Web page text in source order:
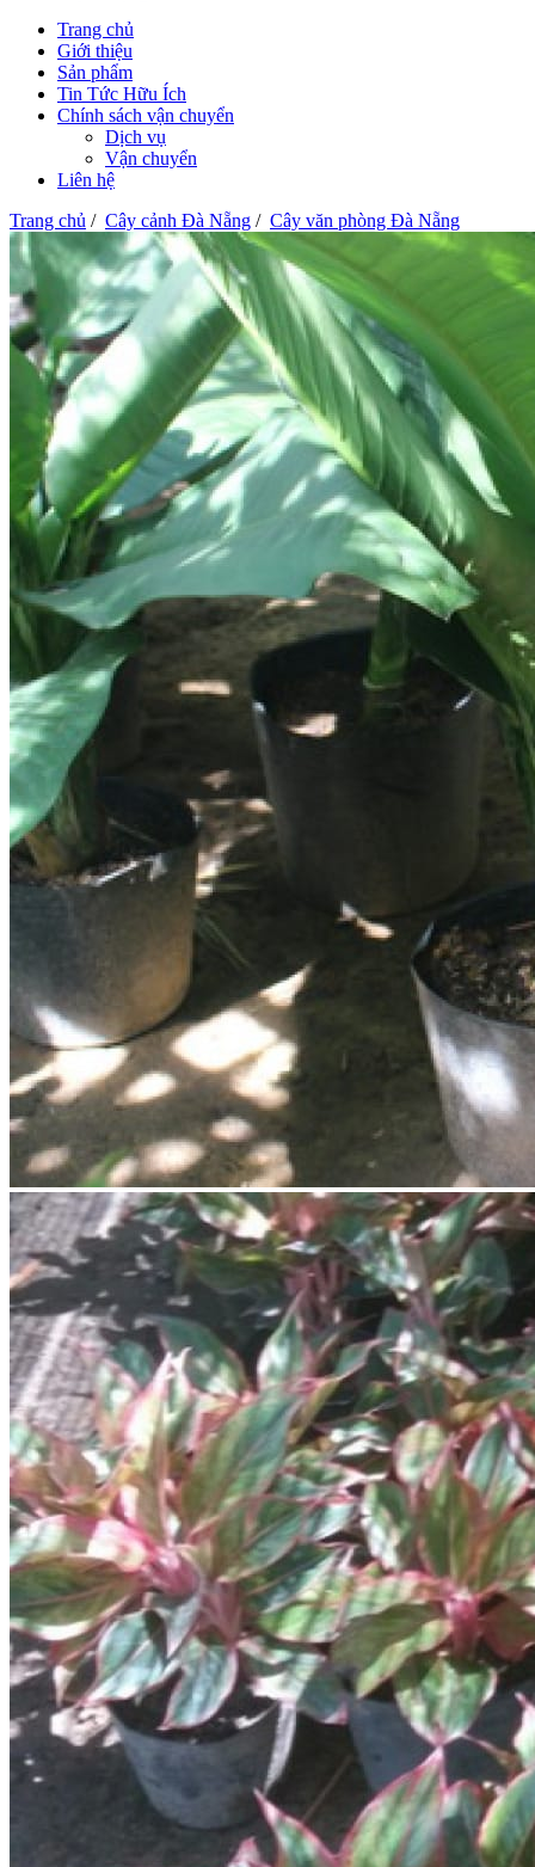
Trang chủ
Giới thiệu
Sản phẩm
Tin Tức Hữu Ích
Chính sách vận chuyển
Dịch vụ
Vận chuyển
Liên hệ
Trang chủ / Cây cảnh Đà Nẵng / Cây văn phòng Đà Nẵng